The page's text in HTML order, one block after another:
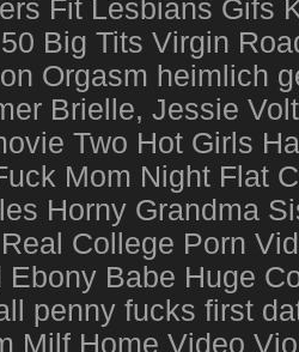
Fit Lesbians Gifs
Big Tits Virgin
Orgasm heimlich
Brielle, Jessie
Two Hot Girls
Mom Night Flat
Horny Grandma
College Porn
Ebony Babe Huge
penny fucks first
Milf Home Video